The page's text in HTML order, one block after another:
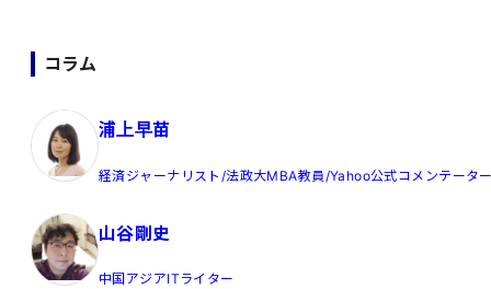
コラム
浦上早苗
経済ジャーナリスト/法政大MBA教員/Yahoo公式コメンテータ
山谷剛史
中国アジアITライター